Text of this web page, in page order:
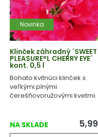
Novinka
Klinček záhradný ´SWEET
PLEASURE®L CHERRY EYE´
kont. 0,5 l
Bohato kvitnúci klinček s
veľkými plnými
čerešňovoružovými kvetmi.
NA SKLADE 5,99